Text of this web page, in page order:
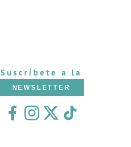
Suscríbete a la
NEWSLETTER